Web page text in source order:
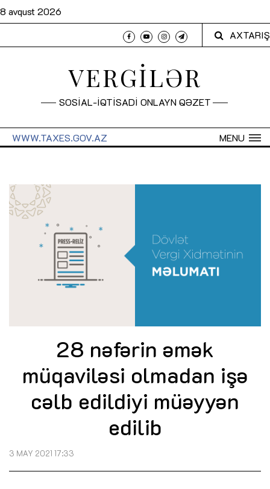
8 avqust 2026
AXTARIŞ
VERGİLƏR
SOSİAL-İQTİSADİ ONLAYN QƏZET
MENU
WWW.TAXES.GOV.AZ
28 nəfərin əmək
müqaviləsi olmadan işə
cəlb edildiyi müəyyən
edilib
3 MAY 2021 17:33